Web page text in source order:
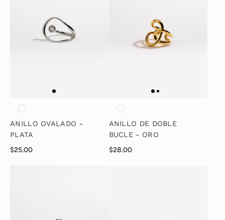
ANILLO OVALADO -
PLATA
$25.00
ANILLO DE DOBLE
BUCLE - ORO
$28.00